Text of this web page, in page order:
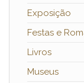
Exposição
Festas e
Livros
Museus